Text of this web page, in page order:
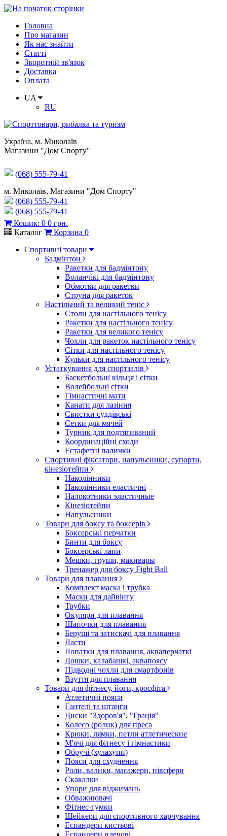
Головна
Про магазин
Як нас знайти
Статті
Зворотній зв'язок
Доставка
Оплата
UA
RU
Україна, м. Миколаїв
Магазини "Дом Спорту"
(068) 555-79-41
м. Миколаїв, Магазини "Дом Спорту"
(068) 555-79-41
(068) 555-79-41
Кошик: 0 0 грн.
Каталог
Корзина 0
Спортивні товари
Бадмінтон
Ракетки для бадмінтону
Воланчікі для бадмінтону
Обмотки для ракетки
Струна для ракеток
Настільний та великий теніс
Столи для настільного тенісу
Ракетки для настільного тенісу
Ракетки для великого тенісу
Чохли для ракеток настільного тенісу
Сітки для настільного тенісу
Кульки для настільного тенісу
Устаткування для спортзалів
Баскетбольні кільця і сітки
Волейбольні сітки
Гімнастичні мати
Канати для лазіння
Свистки суддівські
Сетки для мячей
Турник для подтягиваний
Координаційні сходи
Естафетні палички
Спортивні фіксатори, напульсники, супорти,
кінезіотейпи
Наколінники
Наколінники еластичні
Налокотники эластичные
Кінезіотейпи
Напульсники
Товари для боксу та боксерів
Боксерські перчатки
Бинти для боксу
Боксерські лапи
Мешки, груши, макивары
Тренажер для боксу Fight Ball
Товари для плавання
Комплект маска і трубка
Маски для дайвінгу
Трубки
Окуляри для плавання
Шапочки для плавания
Беруші та затискачі для плавання
Ласти
Лопатки для плавання, акваперчаткі
Дошки, калабашкі, аквапоясу
Підводні чохли для смартфонів
Взуття для плавання
Товари для фітнесу, йоги, кросфіта
Атлетичні пояси
Гантелі та штанги
Диски "Здоров'я", "Грація"
Колесо (ролик) для преса
Крюки, лямки, петли атлетические
М'ячі для фітнесу і гімнастики
Обручі (хулахупи)
Пояси для схуднення
Роли, валики, масажери, півсфери
Скакалки
Упори для віджимань
Обважнювачі
Фітнес-гумки
Шейкери для спортивного харчування
Еспандери кистьові
Еспандери плечові